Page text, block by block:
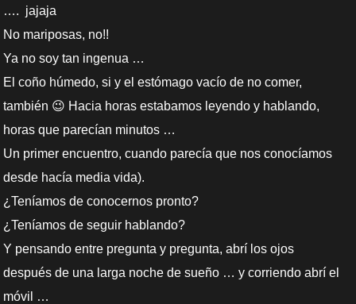
…. jajaja
No mariposas, no!!
Ya no soy tan ingenua …
El coño húmedo, si y el estómago vacío de no comer,
también 😉 Hacia horas estabamos leyendo y hablando,
horas que parecían minutos …
Un primer encuentro, cuando parecía que nos conocíamos
desde hacía media vida).
¿Teníamos de conocernos pronto?
¿Teníamos de seguir hablando?
Y pensando entre pregunta y pregunta, abrí los ojos
después de una larga noche de sueño … y corriendo abrí el
móvil …